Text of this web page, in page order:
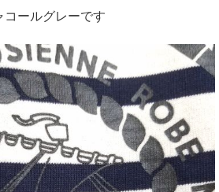
コールグレーです